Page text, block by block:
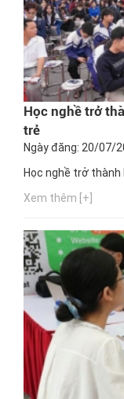
Học nghề trở
trẻ
Ngày đăng: 20/07/
Học nghề trở
Xem thêm [+]